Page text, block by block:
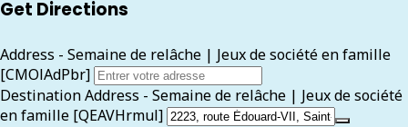
Get Directions
Address - Semaine de relâche | Jeux de société en famille
[CMOlAdPbr]
Destination Address - Semaine de relâche | Jeux de société
en famille [QEAVHrmul]